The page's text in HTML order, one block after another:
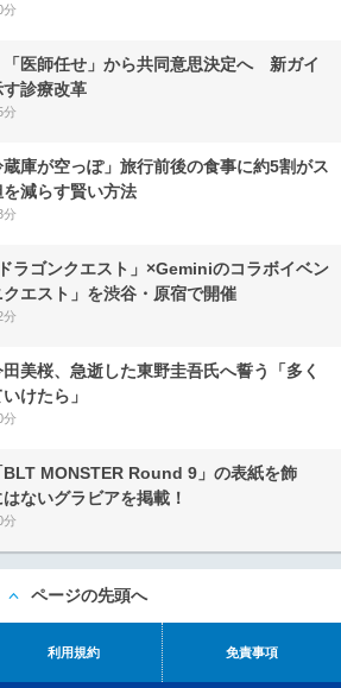
分
「医師任せ」から共同意思決定へ 新ガイ
す診療改革
分
蔵庫が空っぽ」旅行前後の食事に約5割がス
減らす賢い方法
分
ラゴンクエスト」×Geminiのコラボイベン
クエスト」を渋谷・原宿で開催
分
美桜、急逝した東野圭吾氏へ誓う「多く
けたら」
分
BLT MONSTER Round 9」の表紙を飾
ないグラビアを掲載！
分
ページの先頭へ
利用規約 免責事項